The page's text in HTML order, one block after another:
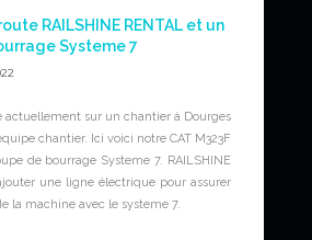
RAILSHINE RENTAL et un
Systeme 7
actuellement sur un chantier à Dourges
chantier. Ici voici notre CAT M323F
de bourrage Systeme 7. RAILSHINE
une ligne électrique pour assurer
la machine avec le systeme 7.